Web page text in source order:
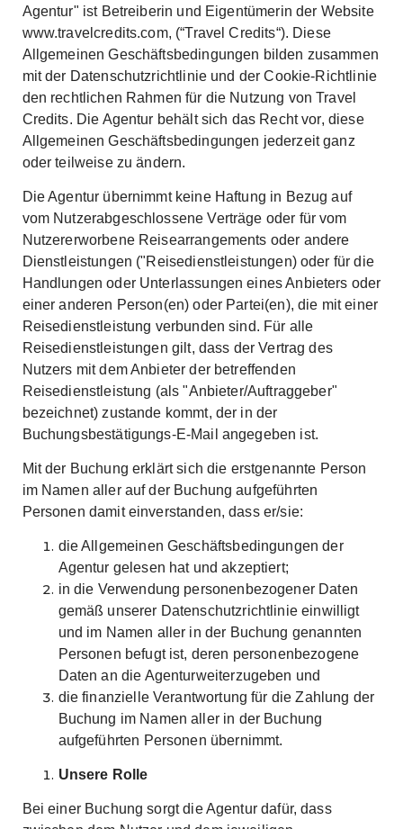
Agentur" ist Betreiberin und Eigentümerin der Website
www.travelcredits.com, (“Travel Credits“). Diese
Allgemeinen Geschäftsbedingungen bilden zusammen
mit der Datenschutzrichtlinie und der Cookie-Richtlinie
den rechtlichen Rahmen für die Nutzung von Travel
Credits. Die Agentur behält sich das Recht vor, diese
Allgemeinen Geschäftsbedingungen jederzeit ganz
oder teilweise zu ändern.
Die Agentur übernimmt keine Haftung in Bezug auf
vom Nutzerabgeschlossene Verträge oder für vom
Nutzererworbene Reisearrangements oder andere
Dienstleistungen ("Reisedienstleistungen) oder für die
Handlungen oder Unterlassungen eines Anbieters oder
einer anderen Person(en) oder Partei(en), die mit einer
Reisedienstleistung verbunden sind. Für alle
Reisedienstleistungen gilt, dass der Vertrag des
Nutzers mit dem Anbieter der betreffenden
Reisedienstleistung (als "Anbieter/Auftraggeber"
bezeichnet) zustande kommt, der in der
Buchungsbestätigungs-E-Mail angegeben ist.
Mit der Buchung erklärt sich die erstgenannte Person
im Namen aller auf der Buchung aufgeführten
Personen damit einverstanden, dass er/sie:
die Allgemeinen Geschäftsbedingungen der
Agentur gelesen hat und akzeptiert;
in die Verwendung personenbezogener Daten
gemäß unserer Datenschutzrichtlinieeinwilligt
und im Namen aller in der Buchung genannten
Personen befugt ist, deren personenbezogene
Daten an die Agenturweiterzugeben und
die finanzielle Verantwortung für die Zahlung der
Buchung im Namen aller in der Buchung
aufgeführten Personen übernimmt.
Unsere Rolle
Bei einer Buchung sorgt die Agentur dafür, dass